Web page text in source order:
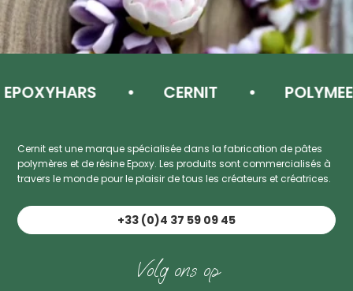
CERNIT POLYMEERKLEI
Cernit est une marque spécialisée dans la fabrication de pâtes
polymères et de résine Epoxy. Les produits sont commercialisés à
travers le monde pour le plaisir de tous les créateurs et créatrices.
+33 (0)4 37 59 09 45
Volg ons op